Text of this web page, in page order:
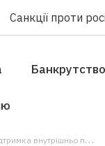
Санкції проти
Банкрутство
внутрішньо переміщених осіб: поточний стан та що робити далі?